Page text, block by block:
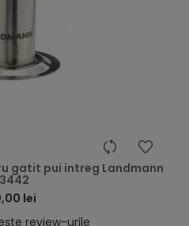
gatit pui intreg Landmann
lei
review-urile